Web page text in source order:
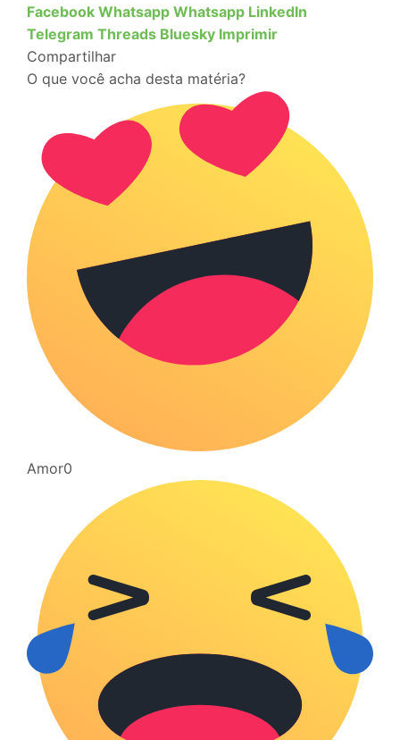
Facebook Whatsapp Whatsapp LinkedIn
Telegram Threads Bluesky Imprimir
Compartilhar
O que você acha desta matéria?
Amor0